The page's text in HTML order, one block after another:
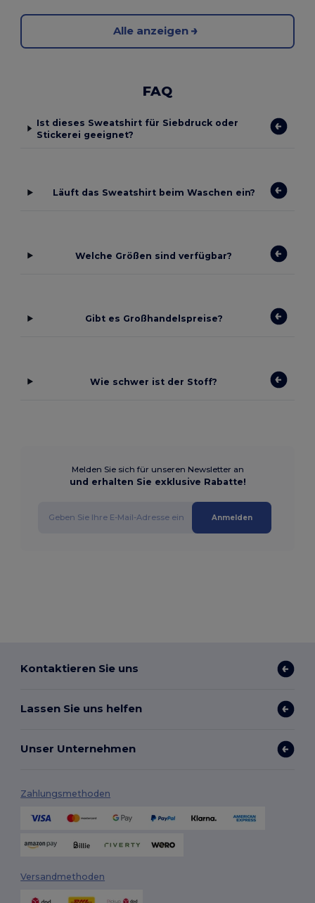
Alle anzeigen
FAQ
Ist dieses Sweatshirt für Siebdruck oder
Stickerei geeignet?
Läuft das Sweatshirt beim Waschen ein?
Welche Größen sind verfügbar?
Gibt es Großhandelspreise?
Wie schwer ist der Stoff?
Melden Sie sich für unseren Newsletter an
und erhalten Sie exklusive Rabatte!
Anmelden
Kontaktieren Sie uns
Lassen Sie uns helfen
Unser Unternehmen
Zahlungsmethoden
Versandmethoden